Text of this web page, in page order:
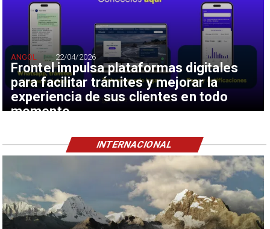
Frontel impulsa plataformas digitales
para facilitar trámites y mejorar la
experiencia de sus clientes en todo
momento
ANGOL 22/04/2026
INTERNACIONAL